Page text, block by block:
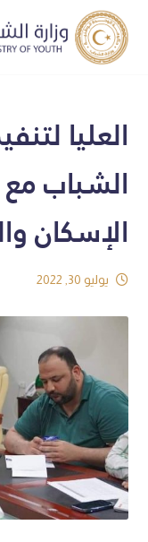
العليا
الشباب
الإسكان
يوليو 30, 2022